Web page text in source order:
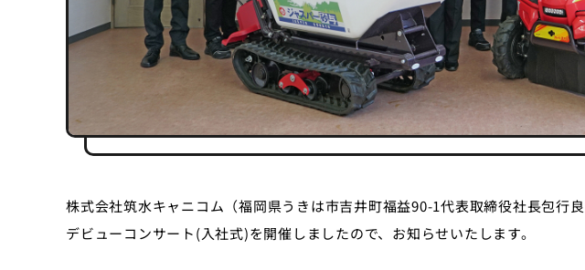
株式会社筑水キャニコム（福岡県うきは市吉井町福益90-1代表取締役社長包行
デビューコンサート(入社式)を開催しましたので、お知らせいたします。